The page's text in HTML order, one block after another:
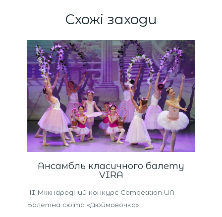
Схожі заходи
Ансамбль класичного балету
VIRA
ІІI Міжнародний конкурс Competition UA
Балетна сюїта «Дюймовочка»